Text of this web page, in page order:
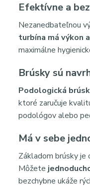
Efektívne a
Nezanedbateľnou
turbína má výkon
maximálne
Brúsky sú
Podologická
ktoré zaručuje
podológov alebo
Má v sebe
Základom brúsky je
Môžete
bezchybne ukáže